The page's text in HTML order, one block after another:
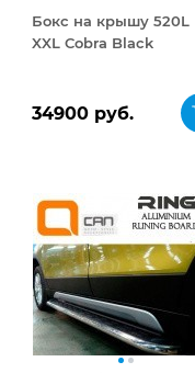
Бокс на крышу 520L
XXL Cobra Black
34900 руб.